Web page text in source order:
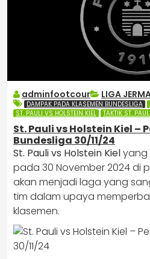
adminfootcour LIGA
DAMPAK PADA KLASEMEN BUNDESLIGA
ST. PAULI VS HOLSTEIN KIEL
TAKTIK ST.
St. Pauli vs Holstein Kiel –
Bundesliga 30/11/24
St. Pauli vs Holstein Kielyang
pada 30 November 2024 di
akan menjadi laga yang
tim dalam upaya
klasemen.